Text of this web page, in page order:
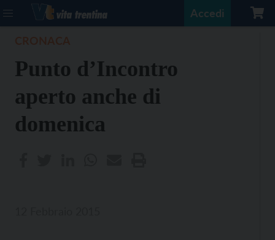
Accedi
Punto d’Incontro
aperto anche di
domenica